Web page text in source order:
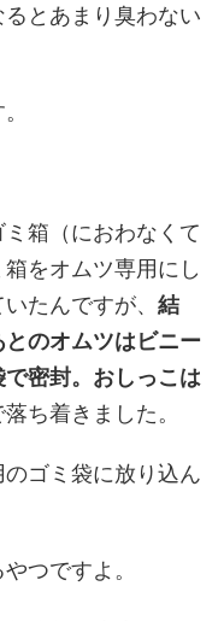
とあまり臭わない
箱（におわなくて
をオムツ専用にし
たんですが、 結
のオムツはビニー
密封。おしっこは
ち着きました。
ゴミ袋に放り込ん
つですよ。